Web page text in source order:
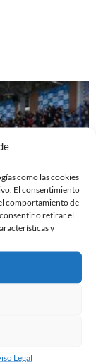
como las cookies
El consentimiento
comportamiento de
o retirar el
y
Legal
EN LA